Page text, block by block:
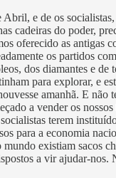
Abril, e de os
cadeiras do poder,
oferecido as antigas
os partidos
dos diamantes e de
para explorar, e
amanhã. E não
a vender os
terem
para a economia
mundo existiam sacos
a vir ajudar-nos.